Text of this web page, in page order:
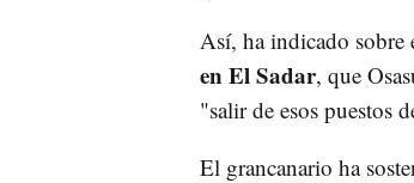
Así, ha indicado sobre
en El Sadar, que
"salir de esos puestos
El grancanario ha